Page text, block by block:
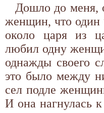
Дошло до меня,
женщин, что один
около царя из
любил одну
однажды своего
это было между
сел подле
И она нагнулась